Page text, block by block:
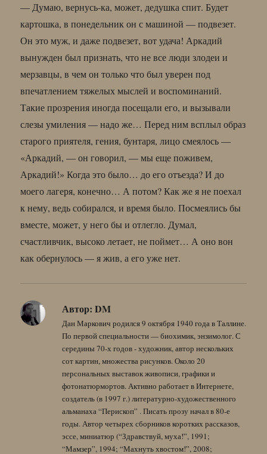
— Думаю, вернусь-ка, может, дедушка спит. Будет
картошка, в понедельник он с машиной — подвезет.
Он это муж, и даже подвезет, вот удача! Аркадий
вынужден был признать, что не все люди злодеи и
мерзавцы, в чем он только что был уверен под
впечатлением тяжелых мыслей и воспоминаний.
Такие прозрения иногда посещали его, и вызывали
слезы умиления — надо же… Перед ним всплыл образ
старого приятеля, гения, бунтаря, лицо смеялось —
«Аркадий, — он говорил, — мы еще поживем,
Аркадий!» Когда это было… до его отъезда? И до
моего лагеря, конечно… А потом? Как же я не поехал
к нему, ведь собирался, и время было. Посмеялись бы
вместе, может, у него бы и отлегло. Думал,
счастливчик, высоко летает, не поймет… А оно вон
как обернулось — я жив, а его уже нет.
Автор: DM
Дан Маркович родился 9 октября 1940 года в Таллине.
По первой специальности — биохимик, энзимолог. С
середины 70-х годов - художник, автор нескольких
сот картин, множества рисунков. Около 20
персональных выставок живописи, графики и
фотонатюрмортов. Активно работает в Интернете,
создатель (в 1997 г.) литературно-художественного
альманаха “Перископ” . Писать прозу начал в 80-е
годы. Автор четырех сборников коротких рассказов,
эссе, миниатюр (“Здравствуй, муха!”, 1991;
“Мамзер”, 1994; “Махнуть хвостом!”, 2008;